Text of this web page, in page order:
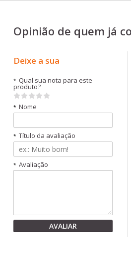
Opinião de quem já
Deixe a sua
* Qual sua nota para este
produto?
* Nome
* Título da avaliação
* Avaliação
AVALIAR